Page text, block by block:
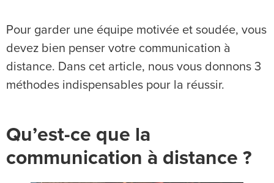
Pour garder une équipe motivée et soudée, vous
devez bien penser votre communication à
distance. Dans cet article, nous vous donnons 3
méthodes indispensables pour la réussir.
Qu’est-ce que la
communication à distance ?